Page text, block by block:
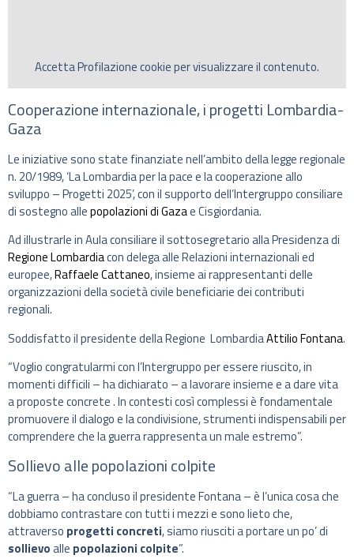
AccettaProfilazionecookie per visualizzare il contenuto.
Cooperazione internazionale, i progetti Lombardia-
Gaza
Le iniziative sono state finanziate nell’ambito della legge regionale
n. 20/1989, ‘La Lombardia per la pace e la cooperazione allo
sviluppo – Progetti 2025’, con il supporto dell’Intergruppo consiliare
di sostegno allepopolazioni di Gazae Cisgiordania.
Ad illustrarle in Aula consiliare il sottosegretario alla Presidenza di
Regione Lombardiacon delega alle Relazioni internazionali ed
europee,Raffaele Cattaneo, insieme ai rappresentanti delle
organizzazioni della società civile beneficiarie dei contributi
regionali.
Soddisfatto il presidente della Regione LombardiaAttilio Fontana.
“Voglio congratularmi con l’Intergruppo per essere riuscito, in
momenti difficili – ha dichiarato – a lavorare insieme e a dare vita
a proposte concrete . In contesti così complessi è fondamentale
promuovere il dialogo e la condivisione, strumenti indispensabili per
comprendere che la guerra rappresenta un male estremo”.
Sollievo alle popolazioni colpite
“La guerra – ha concluso il presidente Fontana – è l’unica cosa che
dobbiamo contrastare con tutti i mezzi e sono lieto che,
attraverso progetti concreti, siamo riusciti a portare un po’ di
sollievoalle popolazioni colpite”.